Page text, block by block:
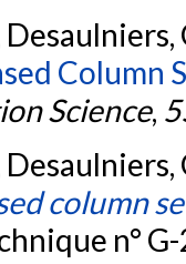
Column
Science,
column
n°